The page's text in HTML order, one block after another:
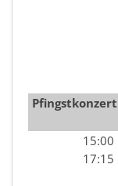
Pfingstkonzert
15:00
17:15